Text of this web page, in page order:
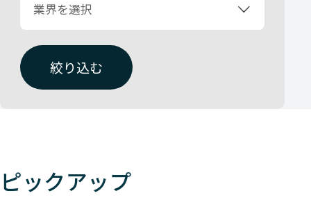
業界を選択
絞り込む
ピックアップ